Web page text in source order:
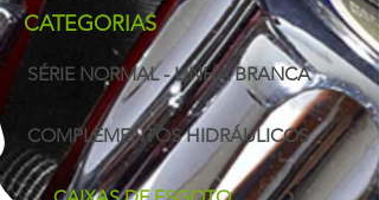
CATEGORIAS
SÉRIE NORMAL - LINHA BRANCA
COMPLEMENTOS HIDRÁULICOS